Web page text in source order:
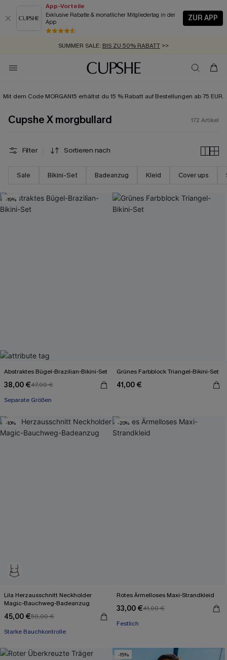
App-Vorteile
Exklusive Rabatte & monatlicher Mitgliedertag in der
App
ZUR APP
GRATIS MASSBAND MIT JEDEM SCHNELLVERSAND-ARTIKEL >>
SUMMER SALE:
ZUM NEWSLETTER:BIS ZU -20% EXTRA ERHALTEN
KOSTENLOSER VERSAND AB 89 €
Mit dem Code MORGAN15 erhältst du 15 % Rabatt auf Bestellungen ab 75 EUR.
Cupshe X morgbullard 172 Artikel
Filter Sortieren nach
Sale Bikini-Set Badeanzug Kleid Cover ups
-19%
Abstraktes Bügel-Brazilian-Bikini-Set
38,00 €47,00 €
Separate Größen
Grünes Farbblock Triangel-Bikini-Set
41,00 €
-10%
Lila Herzausschnitt Neckholder
Magic-Bauchweg-Badeanzug
45,00 €50,00 €
Starke Bauchkontrolle
-20%
Rotes Ärmelloses Maxi-Strandkleid
33,00 €41,00 €
Festlich
-15%